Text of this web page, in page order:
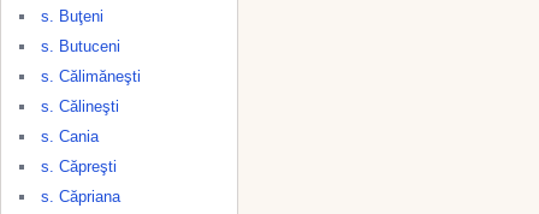
s. Buţeni
s. Butuceni
s. Călimăneşti
s. Călineşti
s. Cania
s. Căpreşti
s. Căpriana